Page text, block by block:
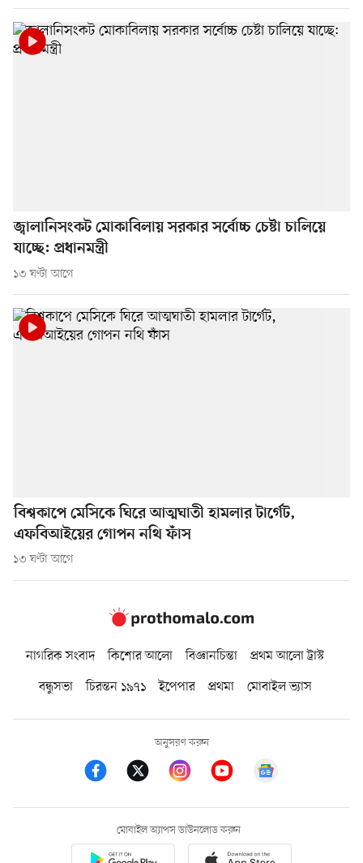
জ্বালানিসংকট মোকাবিলায় সরকার সর্বোচ্চ চেষ্টা চালিয়ে
যাচ্ছে: প্রধানমন্ত্রী
১৩ ঘণ্টা আগে
বিশ্বকাপে মেসিকে ঘিরে আত্মঘাতী হামলার টার্গেট,
এফবিআইয়ের গোপন নথি ফাঁস
১৩ ঘণ্টা আগে
নাগরিক সংবাদ কিশোর আলো বিজ্ঞানচিন্তা
প্রথম আলো ট্রাস্ট
বন্ধুসভা
চিরন্তন ১৯৭১ ইপেপার প্রথমা মোবাইল ভ্যাস
অনুসরণ করুন
মোবাইল অ্যাপস ডাউনলোড করুন